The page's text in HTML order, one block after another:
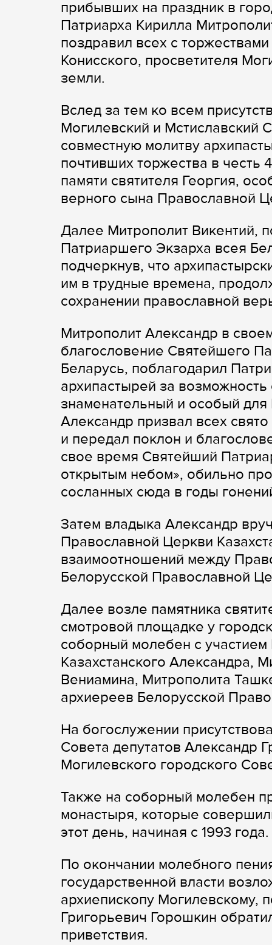
прибывших на праздник в
Патриарха Кирилла
поздравил всех с
Конисского, просветителя
земли.
Вслед за тем ко всем
Могилевский и Мстиславский
совместную молитву
почтивших торжества в честь
памяти святителя Георгия,
верного сына Православной
Далее Митрополит Викентий,
Патриаршего Экзарха всея
подчеркнув, что
им в трудные времена,
сохранении православной
Митрополит Александр в
благословение Святейшего
Беларусь, поблагодарил
архипастырей за
знаменательный и особый
Александр призвал всех
и передал поклон и
свое время Святейший
открытым небом», обильно
сосланных сюда в годы
Затем владыка Александр
Православной Церкви
взаимоотношений между
Белорусской Православной
Далее возле памятника
смотровой площадке у
соборный молебен с
Казахстанского Александра,
Вениамина, Митрополита
архиереев Белорусской
На богослужении
Совета депутатов Александр
Могилевского городского
Также на соборный молебен
монастыря, которые
этот день, начиная с 1993 года.
По окончании молебного
государственной власти
архиепископу Могилевскому,
Григорьевич Горошкин
приветствия.